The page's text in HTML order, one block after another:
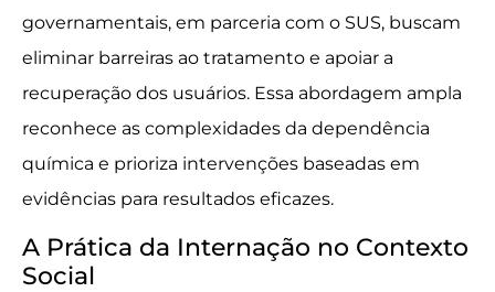
governamentais, em parceria com o SUS, buscam
eliminar barreiras ao tratamento e apoiar a
recuperação dos usuários. Essa abordagem ampla
reconhece as complexidades da dependência
química e prioriza intervenções baseadas em
evidências para resultados eficazes.
A Prática da Internação no Contexto
Social